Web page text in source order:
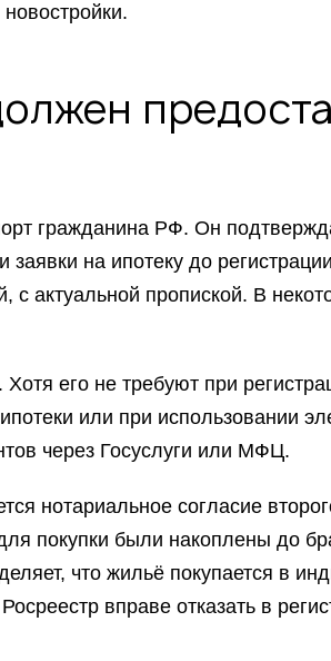
гражданина РФ. Он
заявки на ипотеку до
актуальной пропиской. В
его не требуют при
или при использовании
через Госуслуги или МФЦ.
нотариальное согласие
покупки были накоплены до
что жильё покупается в
вправе отказать в